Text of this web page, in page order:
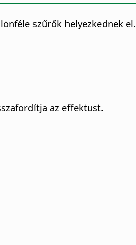
szűrők helyezkednek el.
az effektust.